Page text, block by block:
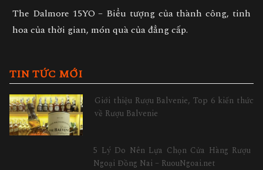
The Dalmore 15YO – Biểu tượng của thành công, tinh
hoa của thời gian, món quà của đẳng cấp.
TIN TỨC MỚI
Giới thiệu Rượu Balvenie, Top 6 kiến thức
về Rượu Balvenie
5 Lý Do Nên Lựa Chọn Cửa Hàng Rượu
Ngoại Đồng Nai – RuouNgoai.net